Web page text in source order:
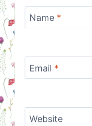
Name *
Email *
Website